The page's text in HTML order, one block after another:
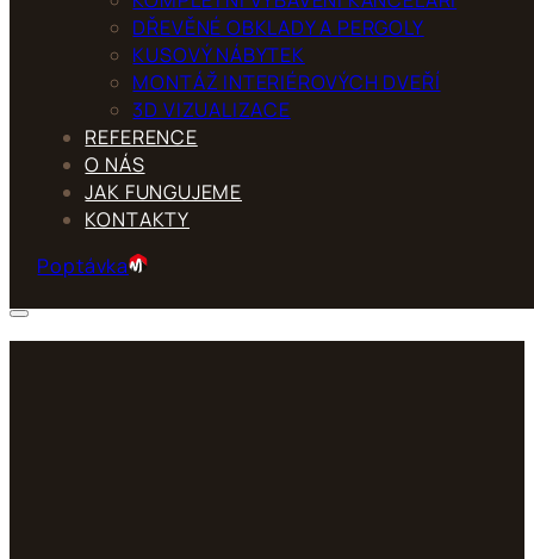
DŘEVĚNÉ OBKLADY A PERGOLY
KUSOVÝ NÁBYTEK
MONTÁŽ INTERIÉROVÝCH DVEŘÍ
3D VIZUALIZACE
REFERENCE
O NÁS
JAK FUNGUJEME
KONTAKTY
Poptávka